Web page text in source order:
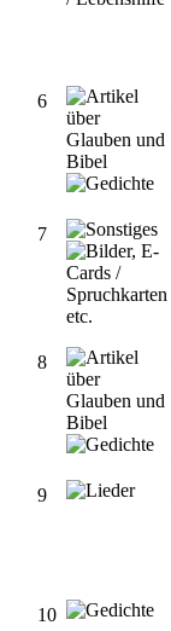
6
7
8
9
10